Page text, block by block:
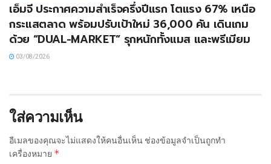
เอ็มจี ประกาศความสำเร็จครึ่งปีแรก โตแรง 67% เหนือ
กระแสตลาด พร้อมปรับเป้าใหม่ 36,000 คัน เดินเกม
ด้วย “DUAL-MARKET” รุกหนักทั้งแมส และพรีเมียม
03/08/2026
ใส่ความเห็น
อีเมลของคุณจะไม่แสดงให้คนอื่นเห็น ช่องข้อมูลจำเป็นถูกทำ
เครื่องหมาย *